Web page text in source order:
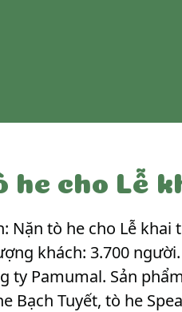
he cho Lễ
Nặn tò he cho Lễ khai
khách: 3.700
ty Pamumal. Sản
Bạch Tuyết, tò he